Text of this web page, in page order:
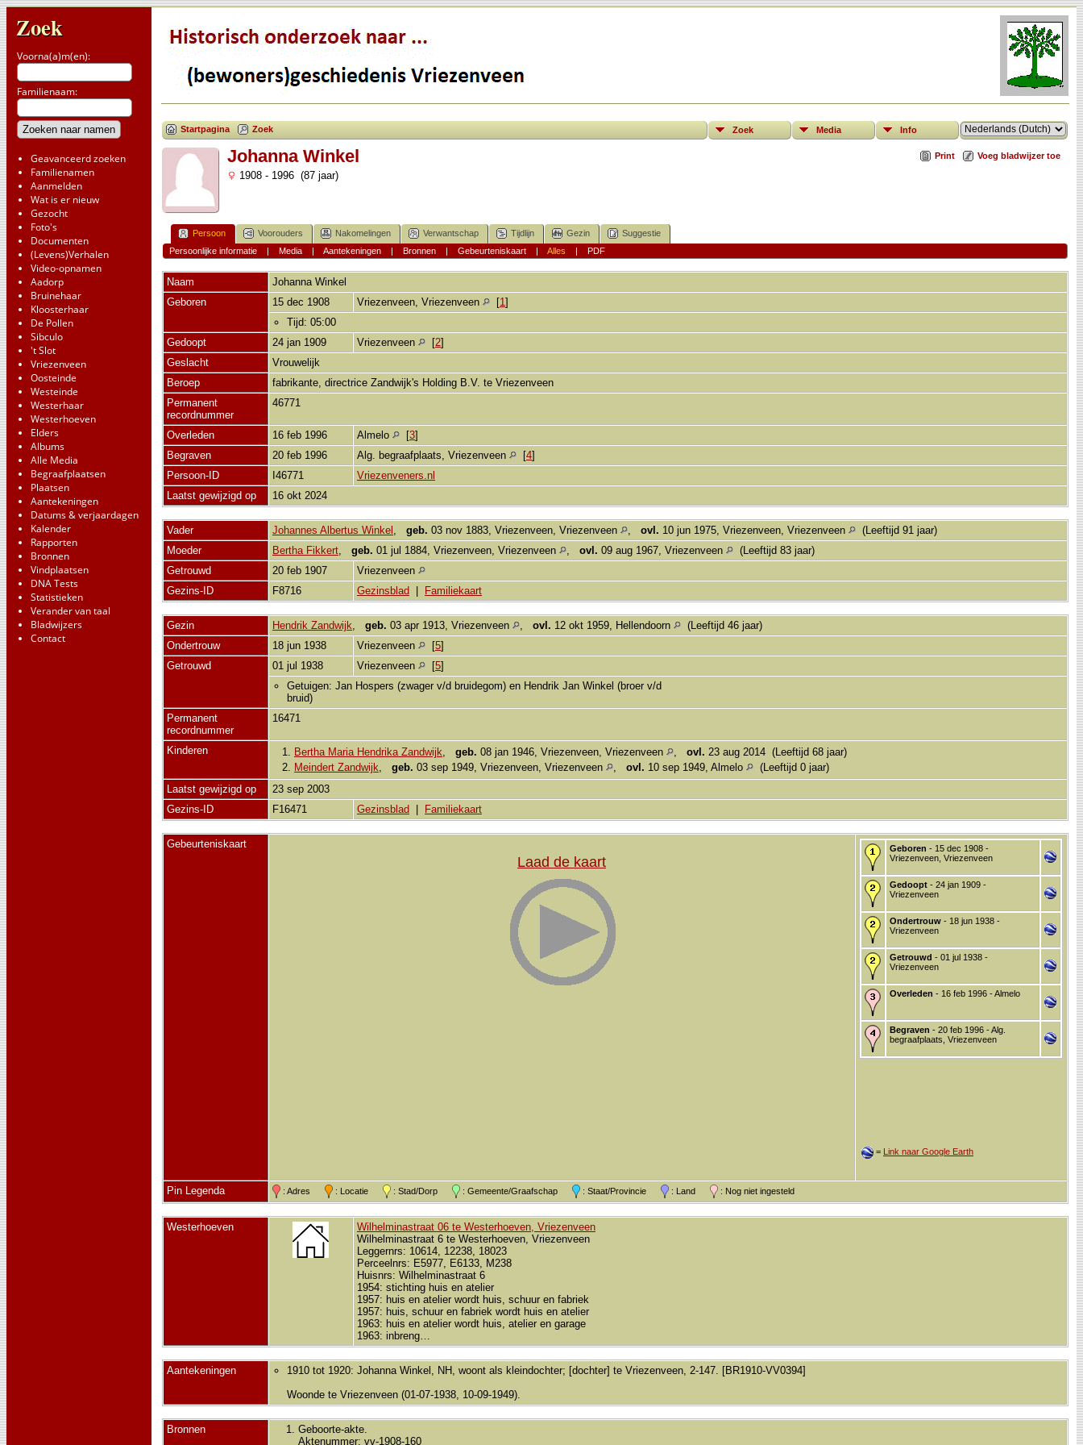
Zoek
Voorna(a)m(en):
Familienaam:
Geavanceerd zoeken
Familienamen
Aanmelden
Wat is er nieuw
Gezocht
Foto's
Documenten
(Levens)Verhalen
Video-opnamen
Aadorp
Bruinehaar
Kloosterhaar
De Pollen
Sibculo
't Slot
Vriezenveen
Oosteinde
Westeinde
Westerhaar
Westerhoeven
Elders
Albums
Alle Media
Begraafplaatsen
Plaatsen
Aantekeningen
Datums & verjaardagen
Kalender
Rapporten
Bronnen
Vindplaatsen
DNA Tests
Statistieken
Verander van taal
Bladwijzers
Contact
Startpagina Zoek Zoek Media Info
Print Voeg bladwijzer toe
Johanna Winkel
1908 - 1996 (87 jaar)
Persoon Voorouders Nakomelingen Verwantschap Tijdlijn Gezin
Suggestie
Persoonlijke informatie| Media| Aantekeningen| Bronnen| Gebeurteniskaart| Alles | PDF
Naam Johanna Winkel
Geboren
15 dec 1908 Vriezenveen, Vriezenveen [1]
Tijd: 05:00
Gedoopt
24 jan 1909 Vriezenveen [2]
Geslacht
Vrouwelijk
Beroep
fabrikante, directrice Zandwijk's Holding B.V. te Vriezenveen
Permanent
recordnummer
46771
Overleden 16 feb 1996 Almelo [3]
Begraven
20 feb 1996 Alg. begraafplaats, Vriezenveen [4]
Persoon-ID
I46771
Vriezenveners.nl
Laatst gewijzigd op
16 okt 2024
Vader Johannes Albertus Winkel , geb. 03 nov 1883, Vriezenveen, Vriezenveen , ovl. 10 jun 1975, Vriezenveen, Vriezenveen
(Leeftijd 91 jaar)
Moeder
Bertha Fikkert, geb. 01 jul 1884, Vriezenveen, Vriezenveen , ovl. 09 aug 1967, Vriezenveen
(Leeftijd 83 jaar)
Getrouwd
20 feb 1907
Vriezenveen
Gezins-ID
F8716 Gezinsblad Familiekaart
Gezin Hendrik Zandwijk, geb. 03 apr 1913, Vriezenveen , ovl. 12 okt 1959, Hellendoorn
(Leeftijd 46 jaar)
Ondertrouw
18 jun 1938 Vriezenveen [5]
Getrouwd
01 jul 1938 Vriezenveen [5]
Getuigen: Jan Hospers (zwager v/d bruidegom) en Hendrik Jan Winkel (broer v/d
bruid)
Permanent
recordnummer
16471
Kinderen 1. Bertha Maria Hendrika Zandwijk, geb. 08 jan 1946, Vriezenveen, Vriezenveen , ovl. 23 aug 2014 (Leeftijd 68 jaar)
2. Meindert Zandwijk, geb. 03 sep 1949, Vriezenveen, Vriezenveen , ovl. 10 sep 1949, Almelo
(Leeftijd 0 jaar)
Laatst gewijzigd op
23 sep 2003
Gezins-ID
F16471 Gezinsblad Familiekaart
Gebeurteniskaart
Laad de kaart
Geboren - 15 dec 1908 -
Vriezenveen, Vriezenveen
Gedoopt - 24 jan 1909 -
Vriezenveen
Ondertrouw - 18 jun 1938 -
Vriezenveen
Getrouwd - 01 jul 1938 -
Vriezenveen
Overleden - 16 feb 1996 - Almelo
Begraven - 20 feb 1996 - Alg.
begraafplaats, Vriezenveen
= Link naar Google Earth
Pin Legenda : Adres : Locatie : Stad/Dorp : Gemeente/Graafschap : Staat/Provincie : Land : Nog niet ingesteld
Westerhoeven
Wilhelminastraat 06 te Westerhoeven, Vriezenveen
Wilhelminastraat 6 te Westerhoeven, Vriezenveen
Leggernrs: 10614, 12238, 18023
Perceelnrs: E5977, E6133, M238
Huisnrs: Wilhelminastraat 6
1954: stichting huis en atelier
1957: huis en atelier wordt huis, schuur en fabriek
1957: huis, schuur en fabriek wordt huis en atelier
1963: huis en atelier wordt huis, atelier en garage
1963: inbreng…
Aantekeningen
1910 tot 1920: Johanna Winkel, NH, woont als kleindochter; [dochter] te Vriezenveen, 2-147. [BR1910-VV0394]
Woonde te Vriezenveen (01-07-1938, 10-09-1949).
Bronnen
Geboorte-akte.
Aktenummer: vv-1908-160